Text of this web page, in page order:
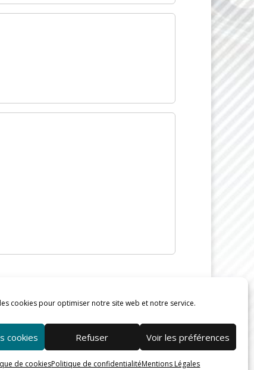
cookies pour optimiser notre site web et notre service.
cookies Refuser Voir les préférences
de cookiesPolitique de confidentialitéMentions Légales